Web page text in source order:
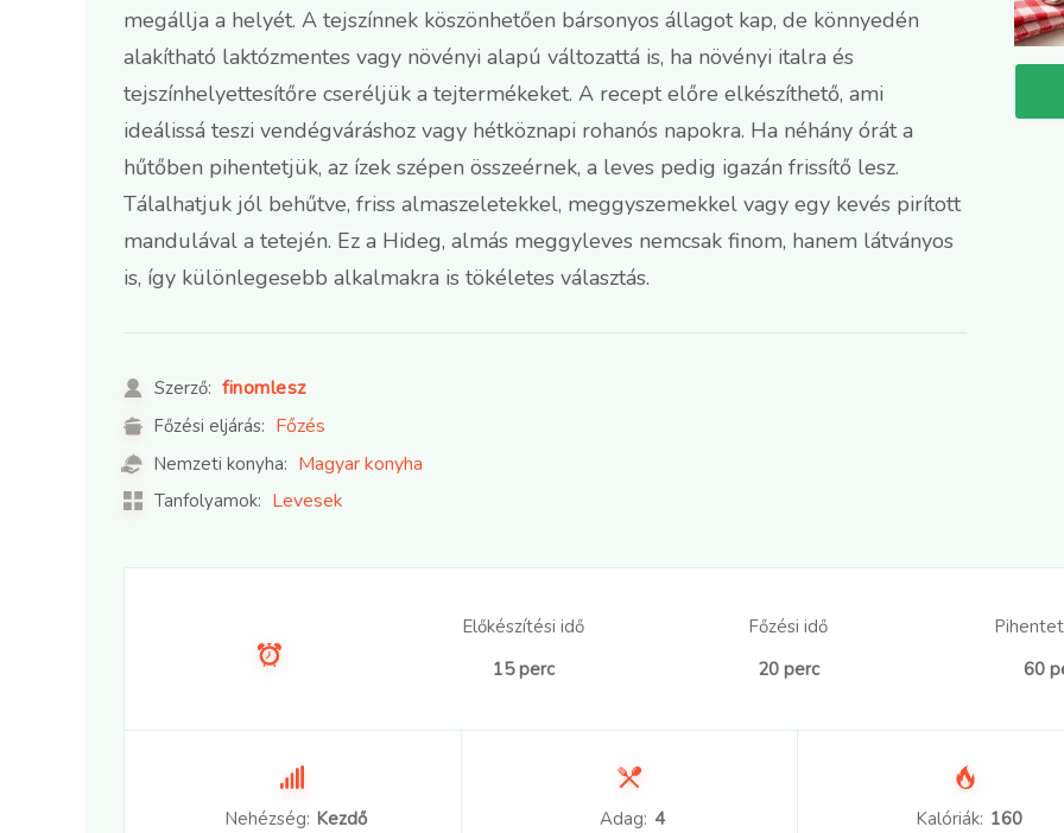
megállja a helyét. A tejszínnek köszönhetően bársonyos állagot kap, de könnyedén
alakítható laktózmentes vagy növényi alapú változattá is, ha növényi italra és
tejszínhelyettesítőre cseréljük a tejtermékeket. A recept előre elkészíthető, ami
ideálissá teszi vendégváráshoz vagy hétköznapi rohanós napokra. Ha néhány órát a
hűtőben pihentetjük, az ízek szépen összeérnek, a leves pedig igazán frissítő lesz.
Tálalhatjuk jól behűtve, friss almaszeletekkel, meggyszemekkel vagy egy kevés pirított
mandulával a tetején. Ez a Hideg, almás meggyleves nemcsak finom, hanem látványos
is, így különlegesebb alkalmakra is tökéletes választás.
Szerző: finomlesz
Főzési eljárás: Főzés
Nemzeti konyha: Magyar konyha
Tanfolyamok: Levesek
Előkészítési idő
15 perc
Főzési idő
20 perc
60
Nehézség: Kezdő Adag: 4 Kalóriák: 160